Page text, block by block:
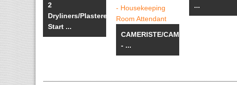
2
Dryliners/Plasterers
Start ...
CAMERISTE/CAMERIȘTI
- ...
...